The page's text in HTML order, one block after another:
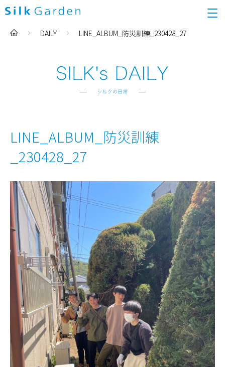
DAILY LINE_ALBUM_防災訓練_230428_27
LINE_ALBUM_防災訓練
_230428_27